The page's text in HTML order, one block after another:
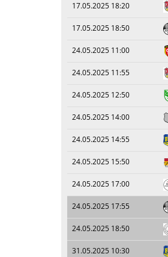
17.05.2025 18:20
17.05.2025 18:50
24.05.2025 11:00
24.05.2025 11:55
24.05.2025 12:50
24.05.2025 14:00
24.05.2025 14:55
24.05.2025 15:50
24.05.2025 17:00
24.05.2025 17:55
24.05.2025 18:50
31.05.2025 10:30